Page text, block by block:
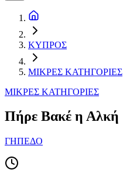
ΚΥΠΡΟΣ
ΜΙΚΡΕΣ ΚΑΤΗΓΟΡΙΕΣ
ΜΙΚΡΕΣ ΚΑΤΗΓΟΡΙΕΣ
Πήρε Βακέ η Αλκή
ΓΗΠΕΔΟ